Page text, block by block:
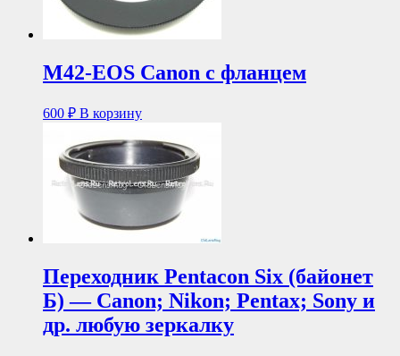
М42-EOS Canon с фланцем
600 ₽ В корзину
Переходник Pentacon Six (байонет
Б) — Canon; Nikon; Pentax; Sony и
др. любую зеркалку